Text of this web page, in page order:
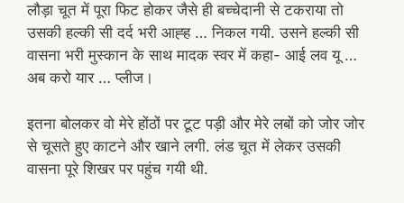
लौड़ा चूत में पूरा फिट होकर जैसे ही बच्चेदानी से टकराया तो
उसकी हल्की सी दर्द भरी आह्ह … निकल गयी. उसने हल्की सी
वासना भरी मुस्कान के साथ मादक स्वर में कहा- आई लव यू …
अब करो यार … प्लीज।
इतना बोलकर वो मेरे होंठों पर टूट पड़ी और मेरे लबों को जोर जोर
से चूसते हुए काटने और खाने लगी. लंड चूत में लेकर उसकी
वासना पूरे शिखर पर पहुंच गयी थी.